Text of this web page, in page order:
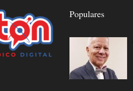
Populares